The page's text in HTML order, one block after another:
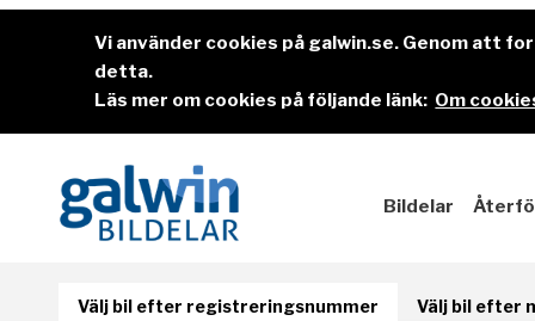
Vi använder cookies på galwin.se. Genom att
detta.
Läs mer om cookies på följande länk: Om
Bildelar
Välj bil efter registreringsnummer Välj bil efter